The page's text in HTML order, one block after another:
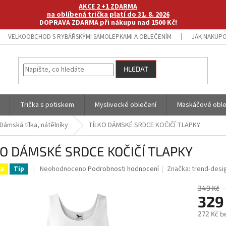
AKCE 2 +1 ZDARMA
na oblíbená trička platí do 31. 8. 2026
DOPRAVA ZDARMA při nákupu nad 1500 Kč!
VELKOOBCHOD S RYBÁŘSKÝMI SAMOLEPKAMI A OBLEČENÍM JAK
HLEDAT
Trička s potiskem Myslivecké oblečení Maskáčové
Dámská tílka, nátělníky
TÍLKO DÁMSKÉ SRDCE KOČIČÍ TLAPKY
DÁMSKÉ SRDCE KOČIČÍ TLAPKY
Tip
Průměrné
Neohodnoceno Podrobnosti hodnocení Značka:trend-
349 Kč
272 Kč